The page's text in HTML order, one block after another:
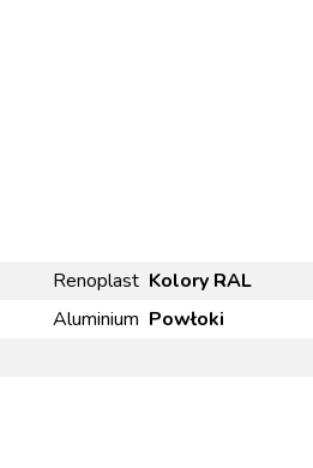
Renoplast Kolory RAL
Aluminium Powłoki